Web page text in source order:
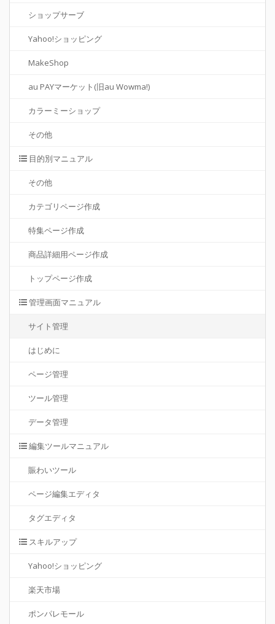
ショップサーブ
Yahoo!ショッピング
MakeShop
au PAYマーケット(旧au Wowma!)
カラーミーショップ
その他
目的別マニュアル
その他
カテゴリページ作成
特集ページ作成
商品詳細用ページ作成
トップページ作成
管理画面マニュアル
サイト管理
はじめに
ページ管理
ツール管理
データ管理
編集ツールマニュアル
賑わいツール
ページ編集エディタ
タグエディタ
スキルアップ
Yahoo!ショッピング
楽天市場
ポンパレモール